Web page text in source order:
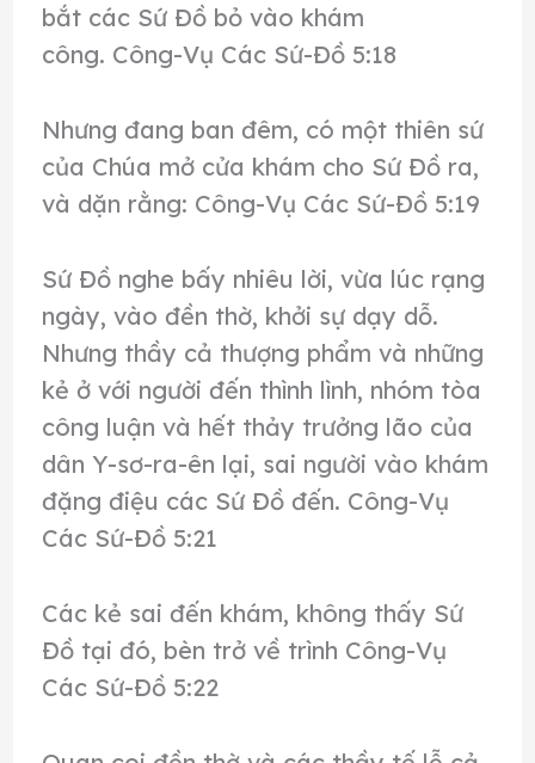
bắt các Sứ Đồ bỏ vào khám
công. Công-Vụ Các Sứ-Đồ 5:18
Nhưng đang ban đêm, có một thiên sứ
của Chúa mở cửa khám cho Sứ Đồ ra,
và dặn rằng: Công-Vụ Các Sứ-Đồ 5:19
Sứ Đồ nghe bấy nhiêu lời, vừa lúc rạng
ngày, vào đền thờ, khởi sự dạy dỗ.
Nhưng thầy cả thượng phẩm và những
kẻ ở với người đến thình lình, nhóm tòa
công luận và hết thảy trưởng lão của
dân Y-sơ-ra-ên lại, sai người vào khám
đặng điệu các Sứ Đồ đến. Công-Vụ
Các Sứ-Đồ 5:21
Các kẻ sai đến khám, không thấy Sứ
Đồ tại đó, bèn trở về trình Công-Vụ
Các Sứ-Đồ 5:22